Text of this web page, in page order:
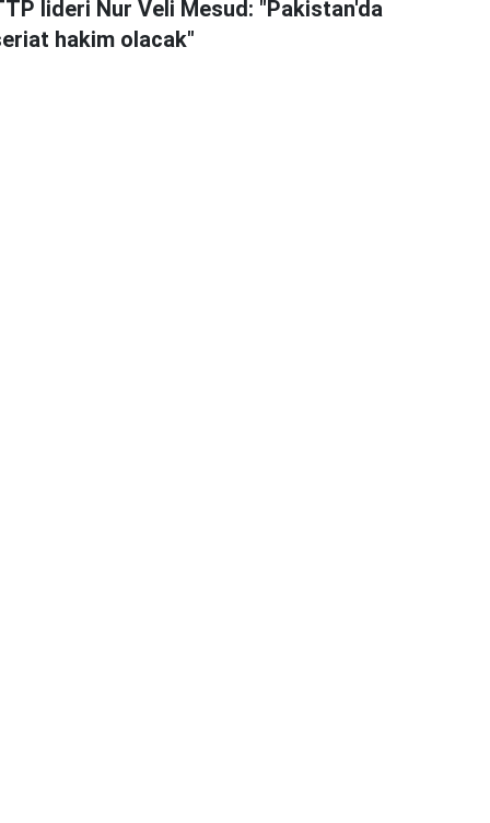
lideri Nur Veli Mesud: "Pakistan'da
hakim olacak"